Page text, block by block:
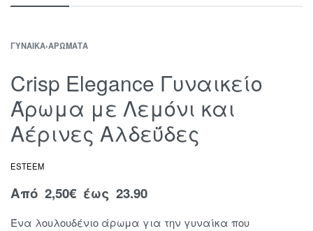
ΓΥΝΑΊΚΑ›ΑΡΏΜΑΤΑ
Crisp Elegance Γυναικείο
Άρωμα με Λεμόνι και
Αέρινες Αλδεΰδες
ESTEEM
Από 2,50€ έως 23.90
Ένα λουλουδένιο άρωμα για την γυναίκα που